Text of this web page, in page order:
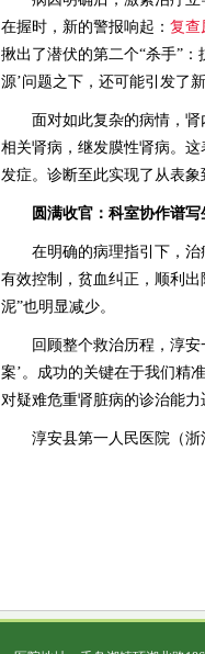
在握时，新的警报响起： 复查
揪出了潜伏的第二个“杀手”
源’问题之下，还可能引发了
面对如此复杂的病情，
相关肾病，继发膜性肾病。
发症。诊断至此实现了从表
圆满收官：科室协作谱写
在明确的病理指引下，
有效控制，贫血纠正，顺利
泥”也明显减少。
回顾整个救治历程，淳
案’。成功的关键在于我们精
对疑难危重肾脏病的诊治能力
淳安县第一人民医院（浙